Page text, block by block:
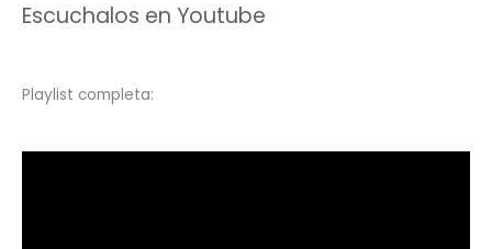
Escuchalos en Youtube
Playlist completa: